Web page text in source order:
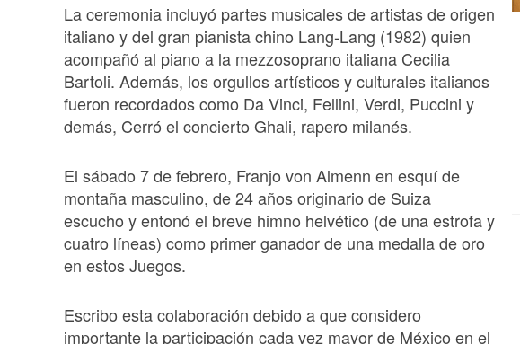
La ceremonia incluyó partes musicales de artistas de origen
italiano y del gran pianista chino Lang-Lang (1982) quien
acompañó al piano a la mezzosoprano italiana Cecilia
Bartoli. Además, los orgullos artísticos y culturales italianos
fueron recordados como Da Vinci, Fellini, Verdi, Puccini y
demás, Cerró el concierto Ghali, rapero milanés.
El sábado 7 de febrero, Franjo von Almenn en esquí de
montaña masculino, de 24 años originario de Suiza
escucho y entonó el breve himno helvético (de una estrofa y
cuatro líneas) como primer ganador de una medalla de oro
en estos Juegos.
Escribo esta colaboración debido a que considero
importante la participación cada vez mayor de México en el